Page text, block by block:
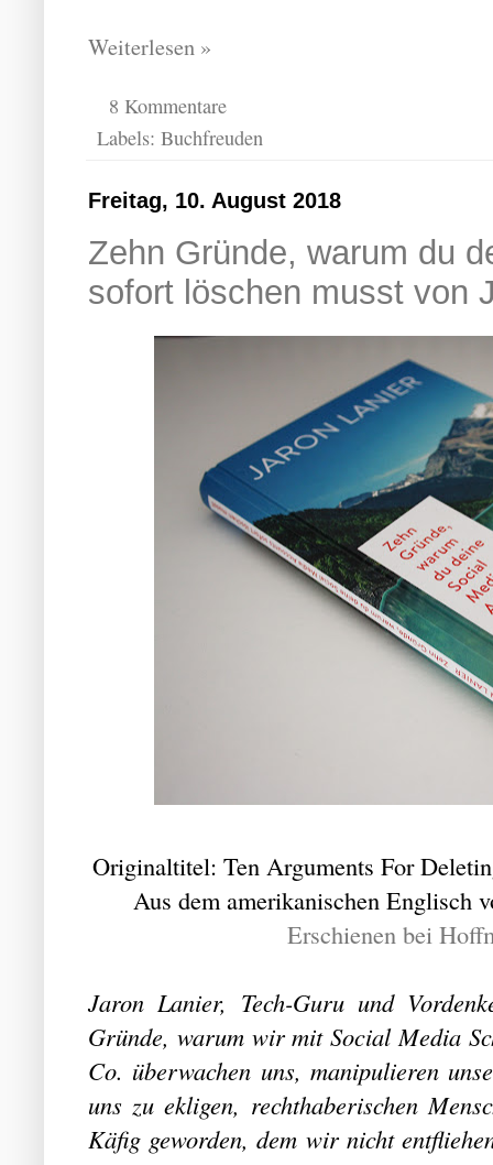
Weiterlesen »
8 Kommentare
Labels: Buchfreuden
Freitag, 10. August 2018
Zehn Gründe, warum du
sofort löschen musst von
Originaltitel: Ten Arguments For
Aus dem amerikanischen Englisch
Erschienen bei
Jaron Lanier, Tech-Guru und
Gründe, warum wir mit Social Media
Co. überwachen uns, manipulieren
uns zu ekligen, rechthaberischen
Käfig geworden, dem wir nicht